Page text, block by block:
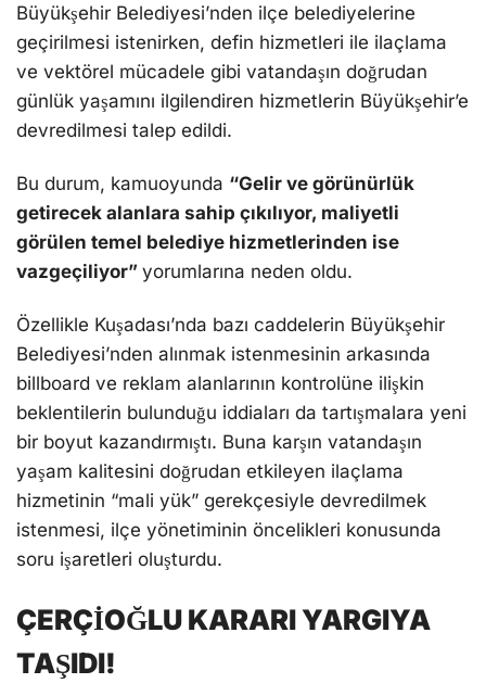
Büyükşehir Belediyesi’nden ilçe belediyelerine
geçirilmesi istenirken, defin hizmetleri ile ilaçlama
ve vektörel mücadele gibi vatandaşın doğrudan
günlük yaşamını ilgilendiren hizmetlerin Büyükşehir’e
devredilmesi talep edildi.
Bu durum, kamuoyunda “Gelir ve görünürlük
getirecek alanlara sahip çıkılıyor, maliyetli
görülen temel belediye hizmetlerinden ise
vazgeçiliyor” yorumlarına neden oldu.
Özellikle Kuşadası’nda bazı caddelerin Büyükşehir
Belediyesi’nden alınmak istenmesinin arkasında
billboard ve reklam alanlarının kontrolüne ilişkin
beklentilerin bulunduğu iddiaları da tartışmalara yeni
bir boyut kazandırmıştı. Buna karşın vatandaşın
yaşam kalitesini doğrudan etkileyen ilaçlama
hizmetinin “mali yük” gerekçesiyle devredilmek
istenmesi, ilçe yönetiminin öncelikleri konusunda
soru işaretleri oluşturdu.
ÇERÇİOĞLU KARARI YARGIYA
TAŞIDI!